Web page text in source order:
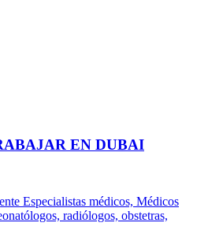
EN DUBAI
Especialistas médicos, Médicos
radiólogos, obstetras,